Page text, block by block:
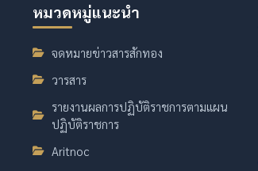
หมวดหมู่แนะนำ
จดหมายข่าวสารสักทอง
วารสาร
รายงานผลการปฏิบัติราชการตามแผน
ปฏิบัติราชการ
Aritnoc